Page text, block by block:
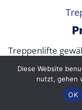
Treppenlifte
und körperlich
Alters in
öffentlichen
Treppenlift
Diese Website
nutzt, gehen
OK